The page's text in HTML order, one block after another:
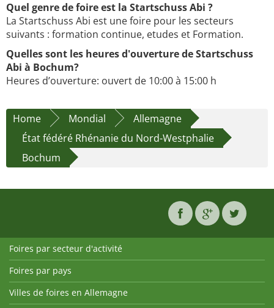
Quel genre de foire est la Startschuss Abi ?
La Startschuss Abi est une foire pour les secteurs
suivants : formation continue, etudes et Formation.
Quelles sont les heures d'ouverture de Startschuss
Abi à Bochum?
Heures d’ouverture: ouvert de 10:00 à 15:00 h
Home Mondial
Allemagne
État fédéré Rhénanie du Nord-Westphalie
Bochum
Foires par secteur d'activité
Foires par pays
Villes de foires en Allemagne